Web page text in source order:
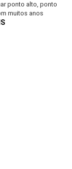
ponto alto, ponto
muitos anos